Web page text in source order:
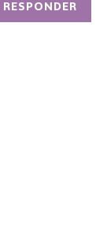
RESPONDER